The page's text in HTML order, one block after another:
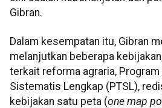
Gibran.
Dalam kesempatan itu, Gibran
melanjutkan beberapa
terkait reforma agraria, Program
Sistematis Lengkap (PTSL),
kebijakan satu peta (one map